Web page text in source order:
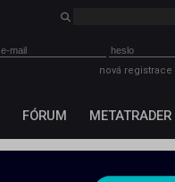
nová registrace
FÓRUM METATRADER